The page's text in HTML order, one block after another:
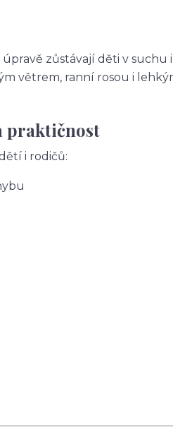
zůstávají děti v suchu
větrem, ranní rosou i
praktičnost
i rodičů: